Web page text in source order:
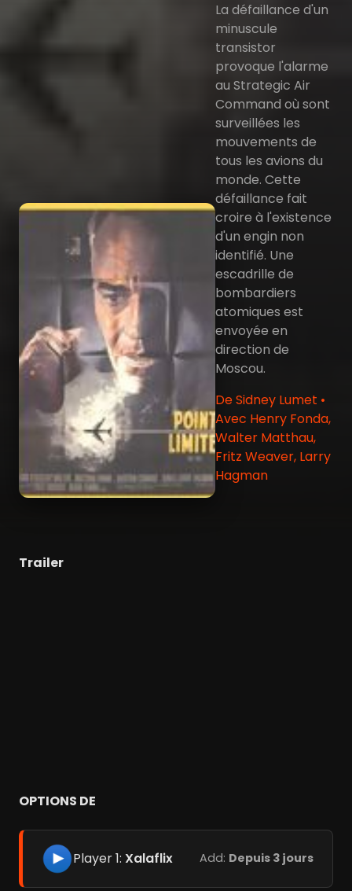
La défaillance d'un
minuscule
transistor
provoque l'alarme
au Strategic Air
Command où sont
surveillées les
mouvements de
tous les avions du
monde. Cette
défaillance fait
croire à l'existence
d'un engin non
identifié. Une
escadrille de
bombardiers
atomiques est
envoyée en
direction de
Moscou.
De Sidney Lumet •
Avec Henry Fonda,
Walter Matthau,
Fritz Weaver, Larry
Hagman
Trailer
OPTIONS DE
Player 1: Xalaflix Add: Depuis 3 jours